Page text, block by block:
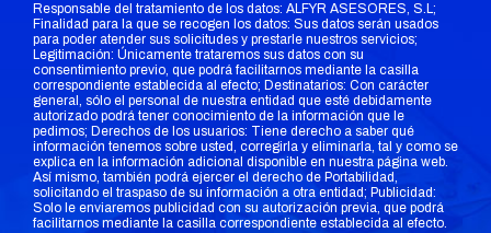
Responsable del tratamiento de los datos: ALFYR ASESORES, S.L;
Finalidad para la que se recogen los datos: Sus datos serán usados
para poder atender sus solicitudes y prestarle nuestros servicios;
Legitimación: Únicamente trataremos sus datos con su
consentimiento previo, que podrá facilitarnos mediante la casilla
correspondiente establecida al efecto; Destinatarios: Con carácter
general, sólo el personal de nuestra entidad que esté debidamente
autorizado podrá tener conocimiento de la información que le
pedimos; Derechos de los usuarios: Tiene derecho a saber qué
información tenemos sobre usted, corregirla y eliminarla, tal y como se
explica en la información adicional disponible en nuestra página web.
Así mismo, también podrá ejercer el derecho de Portabilidad,
solicitando el traspaso de su información a otra entidad; Publicidad:
Solo le enviaremos publicidad con su autorización previa, que podrá
facilitarnos mediante la casilla correspondiente establecida al efecto.